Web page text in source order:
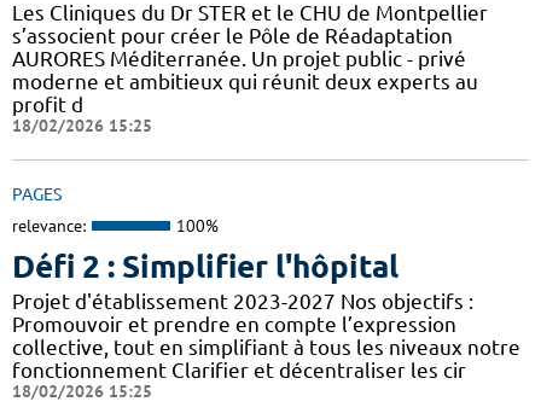
Les Cliniques du Dr STER et le CHU de Montpellier
s’associent pour créer le Pôle de Réadaptation
AURORES Méditerranée. Un projet public - privé
moderne et ambitieux qui réunit deux experts au
profit d
18/02/2026 15:25
PAGES
relevance: 100%
Défi 2 : Simplifier l'hôpital
Projet d'établissement 2023-2027 Nos objectifs :
Promouvoir et prendre en compte l’expression
collective, tout en simplifiant à tous les niveaux notre
fonctionnement Clarifier et décentraliser les cir
18/02/2026 15:25